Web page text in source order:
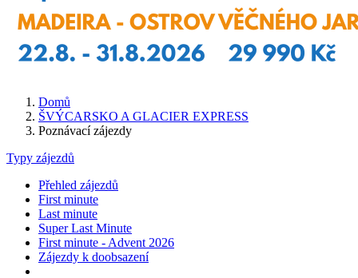
Domů
ŠVÝCARSKO A GLACIER EXPRESS
Poznávací zájezdy
Typy zájezdů
Přehled zájezdů
First minute
Last minute
Super Last Minute
First minute - Advent 2026
Zájezdy k doobsazení